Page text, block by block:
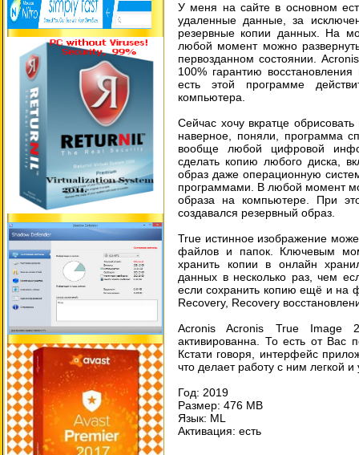
У меня на сайте в основном
удаленные данные, за
резервные копии данных. На
любой момент можно
первозданном состоянии.
100% гарантию
есть этой программе
компьютера.
Сейчас хочу вкратце
наверное, поняли, программа
вообще любой цифровой
сделать копию любого диска,
образ даже операционную
программами. В любой момент
образа на компьютере. При
создавался резервный образ.
True истинное изображение
файлов и папок. Ключевым
хранить копии в онлайн
данных в несколько раз, чем
если сохранить копию ещё и на
Recovery, Recovery
Acronis Acronis True Image
активированна. То есть от Вас
Кстати говоря, интерфейс
что делает работу с ним легкой и
Год: 2019
Размер: 476 MB
Язык: ML
Активация: есть